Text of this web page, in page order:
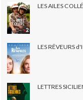
LES AILES
LES RÊVEURS
LETTRES